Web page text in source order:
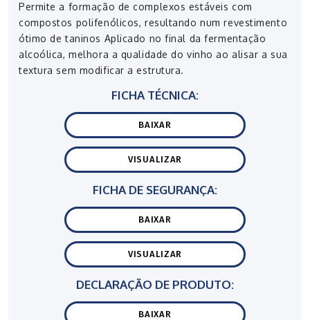
Permite a formação de complexos estáveis com
compostos polifenólicos, resultando num revestimento
ótimo de taninos Aplicado no final da fermentação
alcoólica, melhora a qualidade do vinho ao alisar a sua
textura sem modificar a estrutura.
FICHA TÉCNICA:
BAIXAR
VISUALIZAR
FICHA DE SEGURANÇA:
BAIXAR
VISUALIZAR
DECLARAÇÃO DE PRODUTO:
BAIXAR